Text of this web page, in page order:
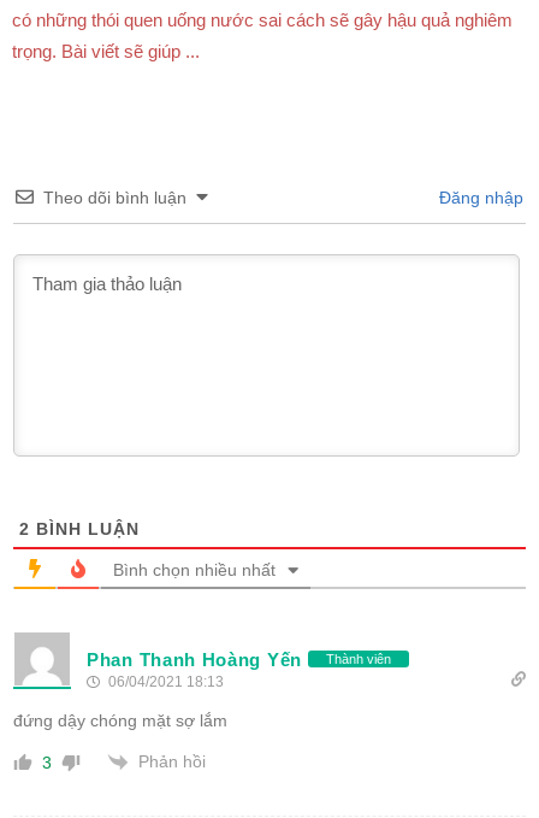
có những thói quen uống nước sai cách sẽ gây hậu quả nghiêm
trọng. Bài viết sẽ giúp ...
Theo dõi bình luận Đăng nhập
2 BÌNH LUẬN
Bình chọn nhiều nhất
Phan Thanh Hoàng Yến Thành viên
06/04/2021 18:13
đứng dậy chóng mặt sợ lắm
3 Phản hồi